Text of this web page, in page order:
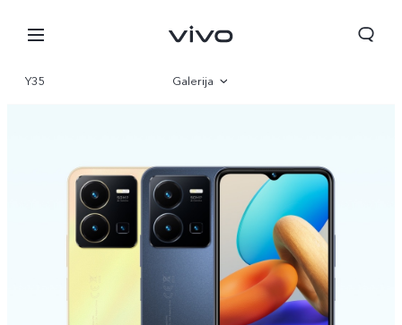
Y35 Galerija
Specifikacije